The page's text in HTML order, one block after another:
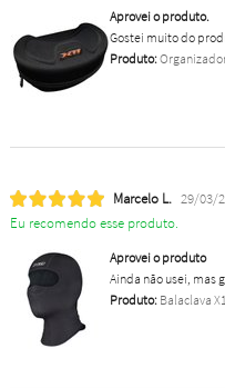
Aprovei o produto.
Gostei muito do
Produto:
Marcelo L. 29/03/
Eu recomendo esse produto.
Aprovei o produto
Ainda não usei, mas
Produto:Balaclava